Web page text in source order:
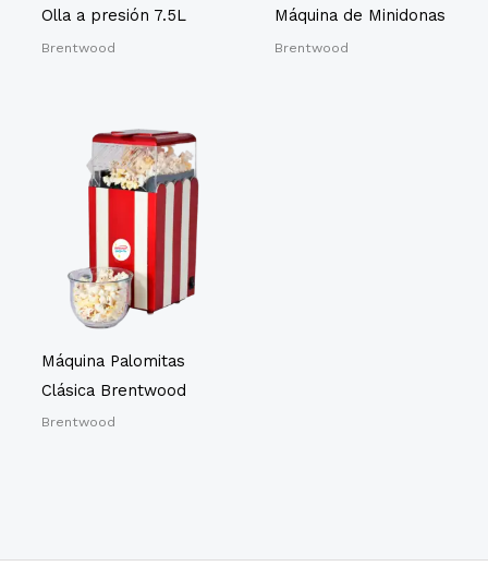
Olla a presión 7.5L
Brentwood
Máquina de Minidonas
Brentwood
Máquina Palomitas
Clásica Brentwood
Brentwood